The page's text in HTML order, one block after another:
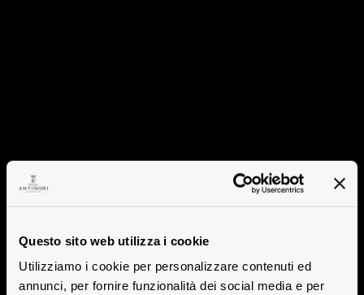
Questo sito web utilizza i cookie
Utilizziamo i cookie per personalizzare contenuti ed
annunci, per fornire funzionalità dei social media e per